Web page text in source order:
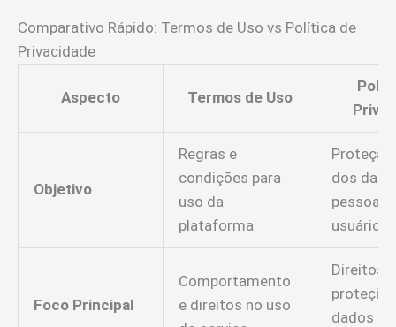
Comparativo Rápido: Termos de Uso vs Política de
Privacidade
Aspecto Termos de Uso
Objetivo
Regras e
condições para
uso da
plataforma
Proteção
dos
pessoais
usuários
Foco Principal
Comportamento
e direitos no uso
Direitos e
proteção
dados